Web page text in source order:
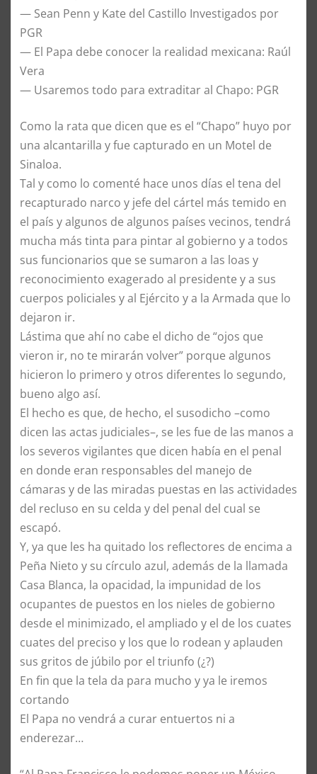
— Sean Penn y Kate del Castillo Investigados por
PGR
— El Papa debe conocer la realidad mexicana: Raúl
Vera
— Usaremos todo para extraditar al Chapo: PGR
Como la rata que dicen que es el “Chapo” huyo por
una alcantarilla y fue capturado en un Motel de
Sinaloa.
Tal y como lo comenté hace unos días el tena del
recapturado narco y jefe del cártel más temido en
el país y algunos de algunos países vecinos, tendrá
mucha más tinta para pintar al gobierno y a todos
sus funcionarios que se sumaron a las loas y
reconocimiento exagerado al presidente y a sus
cuerpos policiales y al Ejército y a la Armada que lo
dejaron ir.
Lástima que ahí no cabe el dicho de “ojos que
vieron ir, no te mirarán volver” porque algunos
hicieron lo primero y otros diferentes lo segundo,
bueno algo así.
El hecho es que, de hecho, el susodicho –como
dicen las actas judiciales–, se les fue de las manos a
los severos vigilantes que dicen había en el penal
en donde eran responsables del manejo de
cámaras y de las miradas puestas en las actividades
del recluso en su celda y del penal del cual se
escapó.
Y, ya que les ha quitado los reflectores de encima a
Peña Nieto y su círculo azul, además de la llamada
Casa Blanca, la opacidad, la impunidad de los
ocupantes de puestos en los nieles de gobierno
desde el minimizado, el ampliado y el de los cuates
cuates del preciso y los que lo rodean y aplauden
sus gritos de júbilo por el triunfo (¿?)
En fin que la tela da para mucho y ya le iremos
cortando
El Papa no vendrá a curar entuertos ni a
enderezar…